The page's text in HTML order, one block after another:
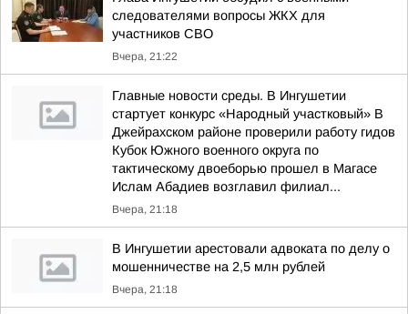
следователями вопросы ЖКХ для
участников СВО
Вчера, 21:22
Главные новости среды. В Ингушетии
стартует конкурс «Народный участковый» В
Джейрахском районе проверили работу гидов
Кубок Южного военного округа по
тактическому двоеборью прошел в Магасе
Ислам Абадиев возглавил филиал...
Вчера, 21:18
В Ингушетии арестовали адвоката по делу о
мошенничестве на 2,5 млн рублей
Вчера, 21:18